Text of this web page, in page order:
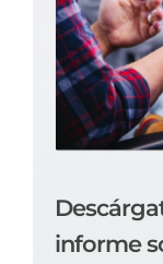
informe